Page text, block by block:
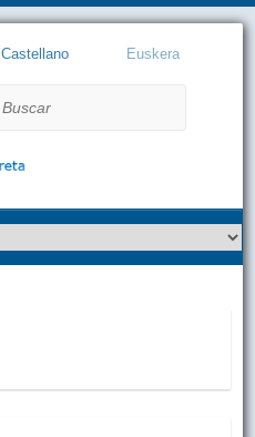
Castellano Euskera